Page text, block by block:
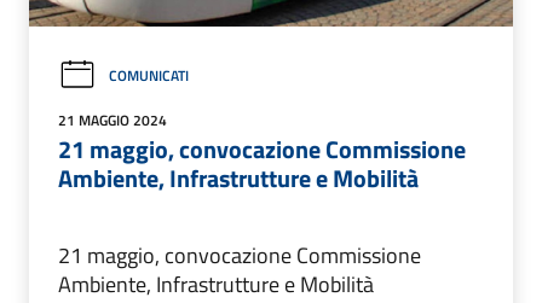
COMUNICATI
21 MAGGIO 2024
21 maggio, convocazione Commissione
Ambiente, Infrastrutture e Mobilità
21 maggio, convocazione Commissione
Ambiente, Infrastrutture e Mobilità